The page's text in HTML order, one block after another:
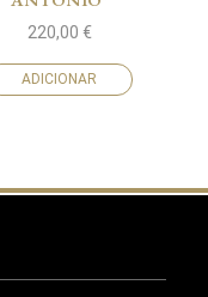
220,00 €
ADICIONAR